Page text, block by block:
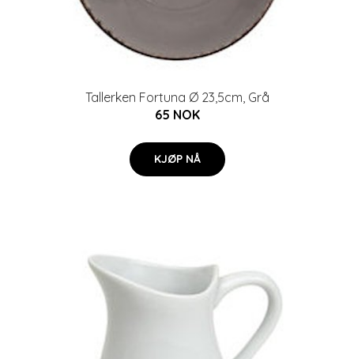
Tallerken Fortuna Ø 23,5cm, Grå
65 NOK
KJØP NÅ